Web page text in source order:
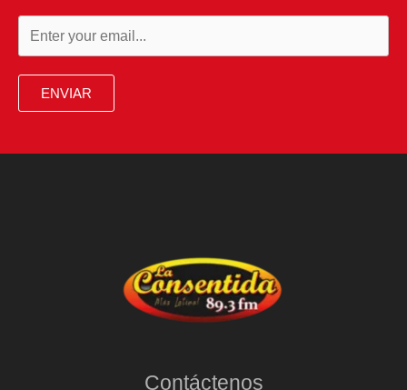
ENVIAR
Contáctenos